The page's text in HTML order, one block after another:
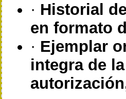
· Historial
en formato
· Ejemplar
integra de